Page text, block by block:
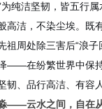
为纯洁坚韧，皆五行
高洁，不染尘埃。既
祖周处除三害后“浪
——在纷繁世界中保
韧、品行高洁、有容
——云水之间，自在